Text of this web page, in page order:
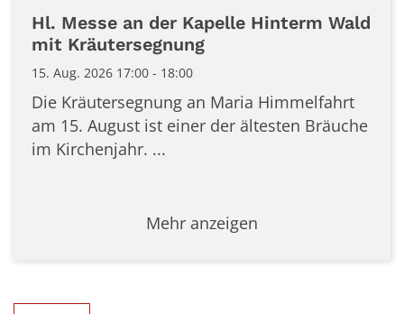
Datum: 15. August 2026
Hl. Messe an der Kapelle Hinterm Wald
mit Kräutersegnung
15. Aug. 2026 17:00 - 18:00
Die Kräutersegnung an Maria Himmelfahrt
am 15. August ist einer der ältesten Bräuche
im Kirchenjahr. ...
Mehr anzeigen